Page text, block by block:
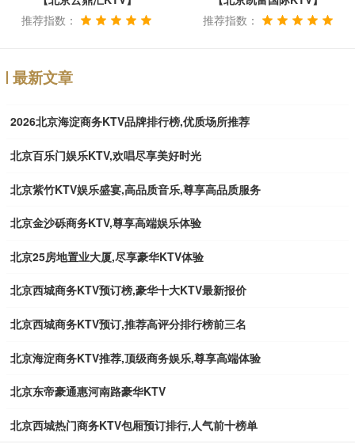
推荐指数：
推荐指数：
最新文章
2026北京海淀商务KTV品牌排行榜,优质场所推荐
北京百乐门娱乐KTV,欢唱尽享美好时光
北京紫竹KTV娱乐盛宴,高品质音乐,尊享高品质服务
北京金沙砾商务KTV,尊享高端娱乐体验
北京25房地置业大厦,尽享豪华KTV体验
北京西城商务KTV预订榜,豪华十大KTV最新报价
北京西城商务KTV预订,推荐高评分排行榜前三名
北京海淀商务KTV推荐,顶级商务娱乐,尊享高端体验
北京东帝豪通惠河南路豪华KTV
北京西城热门商务KTV包厢预订排行,人气前十榜单